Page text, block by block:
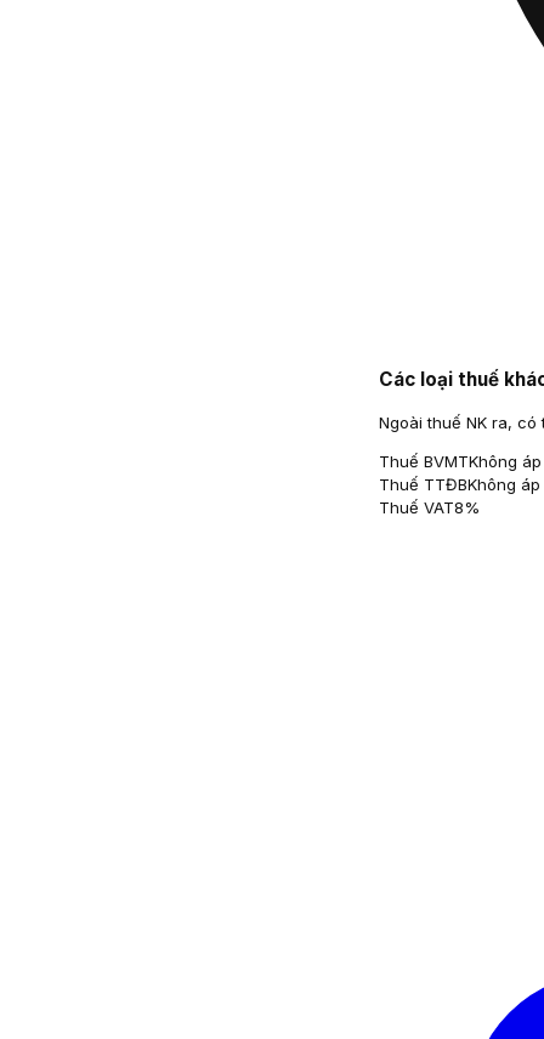
Các loại thuế
Ngoài thuế NK ra,
Thuế BVMTKhông
Thuế TTĐBKhông
Thuế VAT8%